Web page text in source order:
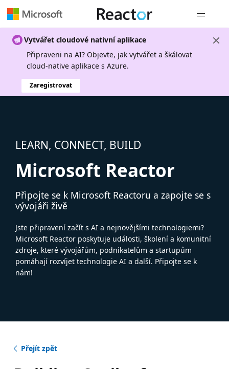
Vytvářet cloudové nativní aplikace
Připraveni na AI? Objevte, jak vytvářet a škálovat
cloud-native aplikace s Azure.
Zaregistrovat
LEARN, CONNECT, BUILD
Microsoft Reactor
Připojte se k Microsoft Reactoru a zapojte se s
vývojáři živě
Jste připravení začít s AI a nejnovějšími technologiemi?
Microsoft Reactor poskytuje události, školení a komunitní
zdroje, které vývojářům, podnikatelům a startupům
pomáhají rozvíjet technologie AI a další. Připojte se k
nám!
Přejít zpět